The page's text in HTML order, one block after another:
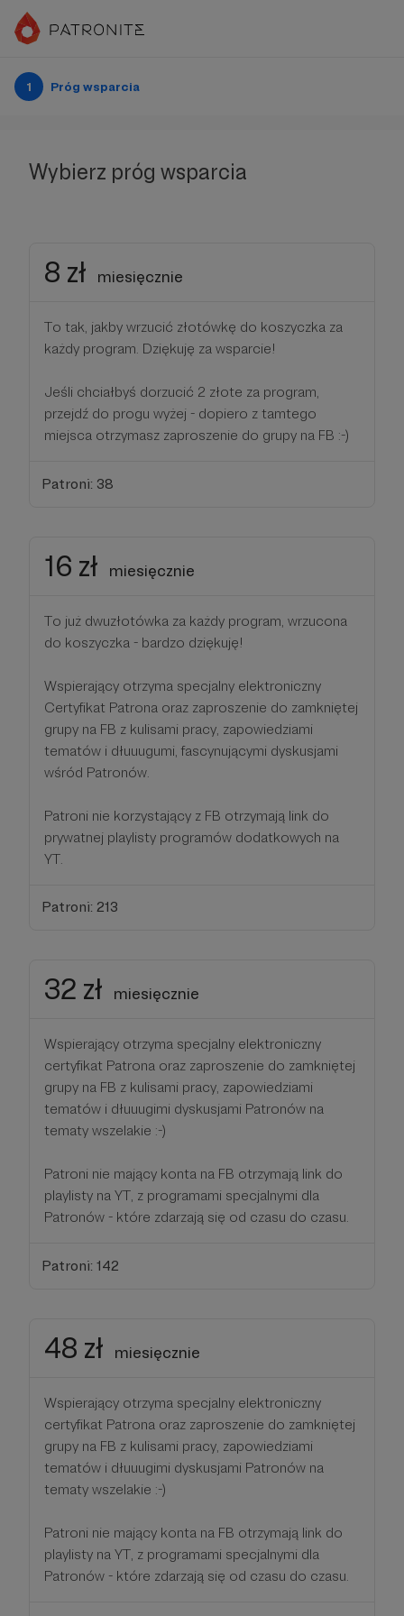
1 Próg wsparcia
Wybierz próg wsparcia
8 zł miesięcznie
To tak, jakby wrzucić złotówkę do koszyczka za
każdy program. Dziękuję za wsparcie!
Jeśli chciałbyś dorzucić 2 złote za program,
przejdź do progu wyżej - dopiero z tamtego
miejsca otrzymasz zaproszenie do grupy na FB :-)
Patroni: 38
16 zł miesięcznie
To już dwuzłotówka za każdy program, wrzucona
do koszyczka - bardzo dziękuję!
Wspierający otrzyma specjalny elektroniczny
Certyfikat Patrona oraz zaproszenie do zamkniętej
grupy na FB z kulisami pracy, zapowiedziami
tematów i dłuuugumi, fascynującymi dyskusjami
wśród Patronów.
Patroni nie korzystający z FB otrzymają link do
prywatnej playlisty programów dodatkowych na
YT.
Patroni: 213
32 zł miesięcznie
Wspierający otrzyma specjalny elektroniczny
certyfikat Patrona oraz zaproszenie do zamkniętej
grupy na FB z kulisami pracy, zapowiedziami
tematów i dłuuugimi dyskusjami Patronów na
tematy wszelakie :-)
Patroni nie mający konta na FB otrzymają link do
playlisty na YT, z programami specjalnymi dla
Patronów - które zdarzają się od czasu do czasu.
Patroni: 142
48 zł miesięcznie
Wspierający otrzyma specjalny elektroniczny
certyfikat Patrona oraz zaproszenie do zamkniętej
grupy na FB z kulisami pracy, zapowiedziami
tematów i dłuuugimi dyskusjami Patronów na
tematy wszelakie :-)
Patroni nie mający konta na FB otrzymają link do
playlisty na YT, z programami specjalnymi dla
Patronów - które zdarzają się od czasu do czasu.